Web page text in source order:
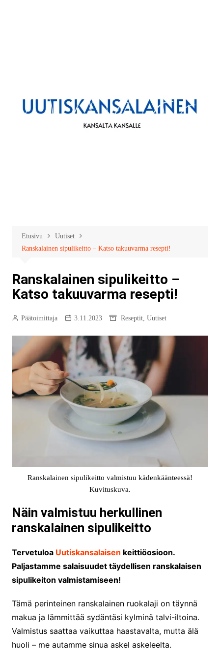
Etusivu
Uutiset
Ranskalainen sipulikeitto – Katso takuuvarma resepti!
Ranskalainen sipulikeitto –
Katso takuuvarma resepti!
Päätoimittaja 3.11.2023 Reseptit, Uutiset
Ranskalainen sipulikeitto valmistuu kädenkäänteessä!
Kuvituskuva.
Näin valmistuu herkullinen
ranskalainen sipulikeitto
Tervetuloa Uutiskansalaisen keittiöosioon.
Paljastamme salaisuudet täydellisen ranskalaisen
sipulikeiton valmistamiseen!
Tämä perinteinen ranskalainen ruokalaji on täynnä
makua ja lämmittää sydäntäsi kylminä talvi-iltoina.
Valmistus saattaa vaikuttaa haastavalta, mutta älä
huoli – me autamme sinua askel askeleelta.